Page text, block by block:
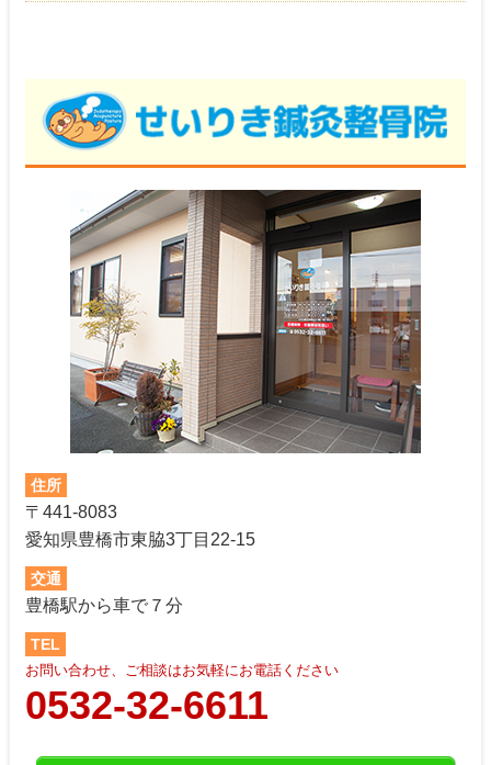
住所
〒441-8083
愛知県豊橋市東脇3丁目22-15
交通
豊橋駅から車で７分
TEL
お問い合わせ、ご相談はお気軽にお電話ください
0532-32-6611